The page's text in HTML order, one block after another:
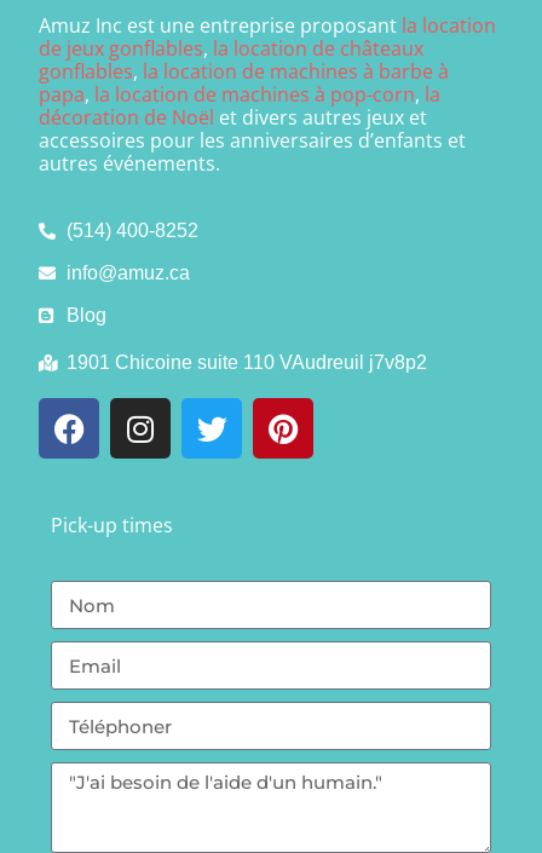
Amuz Inc est une entreprise proposant la location
de jeux gonflables, la location de châteaux
gonflables, la location de machines à barbe à
papa, la location de machines à pop-corn, la
décoration de Noël et divers autres jeux et
accessoires pour les anniversaires d’enfants et
autres événements.
(514) 400-8252
info@amuz.ca
Blog
1901 Chicoine suite 110 VAudreuil j7v8p2
Pick-up times